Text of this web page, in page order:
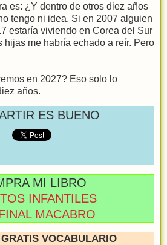
es: ¿Y dentro de otros diez años
tengo ni idea. Si en 2007 alguien
estaría viviendo en Corea del Sur
hijas me habría echado a reír. Pero
en 2027? Eso solo lo
años.
ES BUENO
MI LIBRO
INFANTILES
MACABRO
VOCABULARIO